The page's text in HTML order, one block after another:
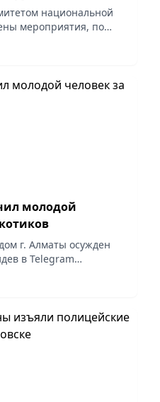
национальной
мероприятия, по
склад с
молодой
г. Алматы осужден
в Telegram
в качестве
магазин Cesare,